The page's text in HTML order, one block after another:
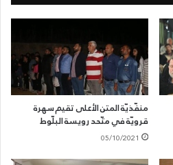
منفّذيّة المتن الأعلى تقيم سهرة
قرويّة في متّحد رويسة البلّوط
05/10/2021